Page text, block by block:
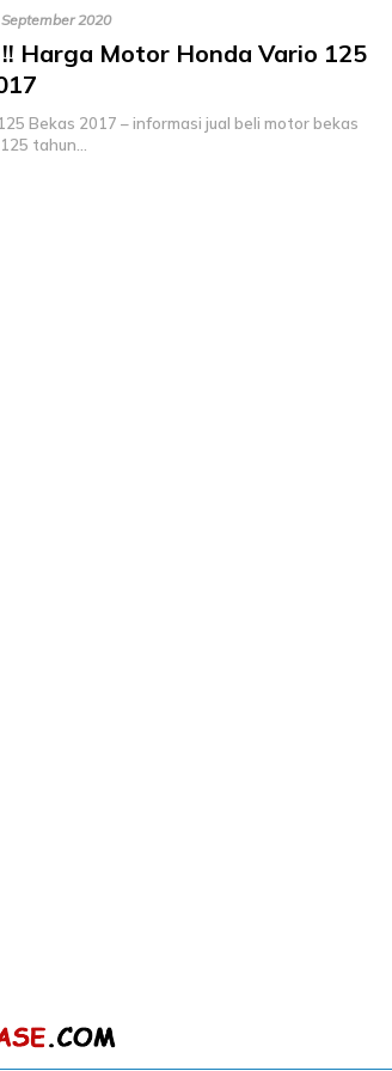
2020
Harga Motor Honda Vario 125
Bekas 2017 – informasi jual beli motor bekas
tahun…